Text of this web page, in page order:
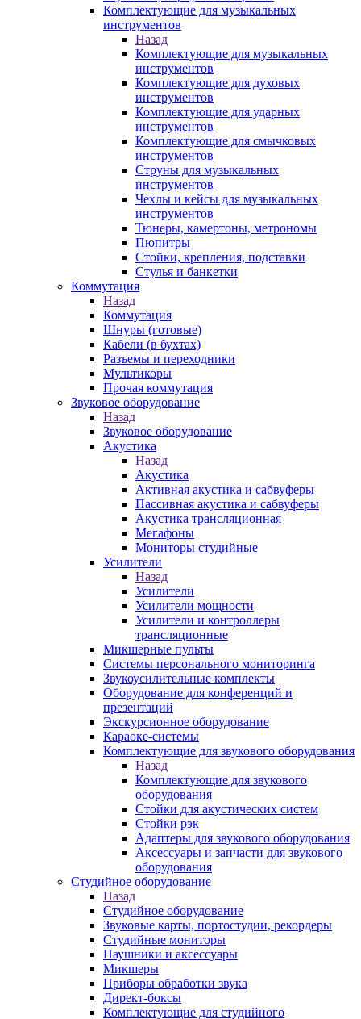
Комплектующие для музыкальных
инструментов
Назад
Комплектующие для музыкальных
инструментов
Комплектующие для духовых
инструментов
Комплектующие для ударных
инструментов
Комплектующие для смычковых
инструментов
Струны для музыкальных
инструментов
Чехлы и кейсы для музыкальных
инструментов
Тюнеры, камертоны, метрономы
Пюпитры
Стойки, крепления, подставки
Стулья и банкетки
Коммутация
Назад
Коммутация
Шнуры (готовые)
Кабели (в бухтах)
Разъемы и переходники
Мультикоры
Прочая коммутация
Звуковое оборудование
Назад
Звуковое оборудование
Акустика
Назад
Акустика
Активная акустика и сабвуферы
Пассивная акустика и сабвуферы
Акустика трансляционная
Мегафоны
Мониторы студийные
Усилители
Назад
Усилители
Усилители мощности
Усилители и контроллеры
трансляционные
Микшерные пульты
Системы персонального мониторинга
Звукоусилительные комплекты
Оборудование для конференций и
презентаций
Экскурсионное оборудование
Караоке-системы
Комплектующие для звукового оборудования
Назад
Комплектующие для звукового
оборудования
Стойки для акустических систем
Стойки рэк
Адаптеры для звукового оборудования
Аксессуары и запчасти для звукового
оборудования
Студийное оборудование
Назад
Студийное оборудование
Звуковые карты, портостудии, рекордеры
Студийные мониторы
Наушники и аксессуары
Микшеры
Приборы обработки звука
Директ-боксы
Комплектующие для студийного